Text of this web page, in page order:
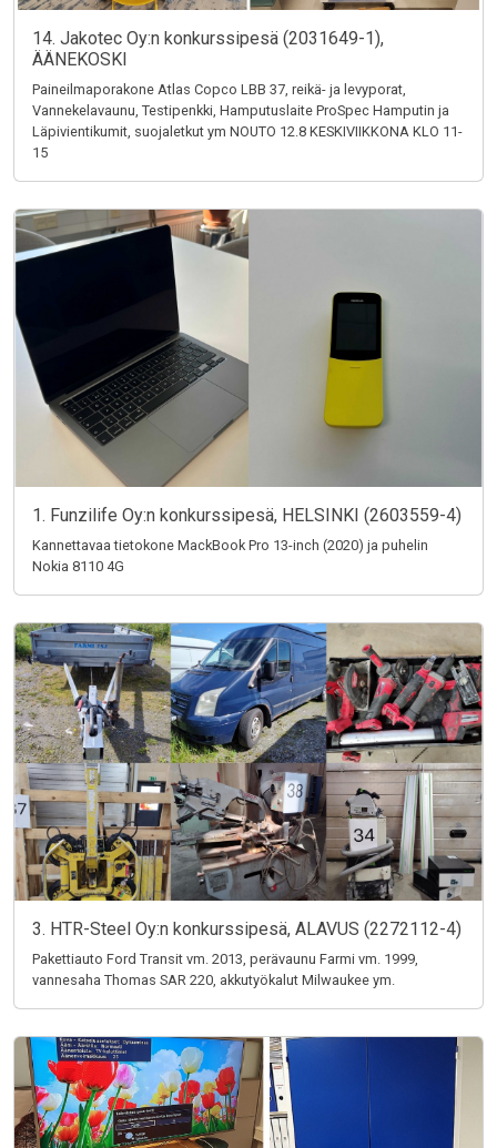
14. Jakotec Oy:n konkurssipesä (2031649-1),
ÄÄNEKOSKI
Paineilmaporakone Atlas Copco LBB 37, reikä- ja levyporat,
Vannekelavaunu, Testipenkki, Hamputuslaite ProSpec Hamputin ja
Läpivientikumit, suojaletkut ym NOUTO 12.8 KESKIVIIKKONA KLO 11-
15
1. Funzilife Oy:n konkurssipesä, HELSINKI (2603559-4)
Kannettavaa tietokone MackBook Pro 13-inch (2020) ja puhelin
Nokia 8110 4G
3. HTR-Steel Oy:n konkurssipesä, ALAVUS (2272112-4)
Pakettiauto Ford Transit vm. 2013, perävaunu Farmi vm. 1999,
vannesaha Thomas SAR 220, akkutyökalut Milwaukee ym.